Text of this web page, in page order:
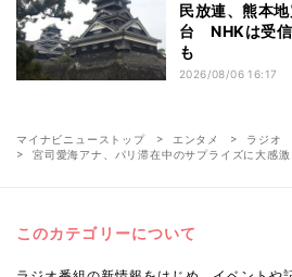
民放連、熊本
台 NHKは受信
も
2026/08/06 16:17
マイナビニューストップ エンタメ
ラジオ
宮司愛海アナ、パリ滞在中のサプライズに大感激
このカテゴリーについて